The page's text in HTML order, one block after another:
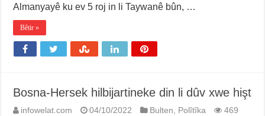
Almanyayê ku ev 5 roj in li Taywanê bûn, …
Bêtir »
Bosna-Hersek hilbijartineke din li dûv xwe hişt
infowelat.com 04/10/2022 Bulten, Polîtîka 469